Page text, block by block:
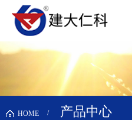
HOME 产品中心